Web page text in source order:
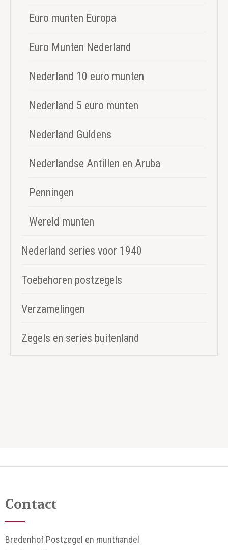
Euro munten Europa
Euro Munten Nederland
Nederland 10 euro munten
Nederland 5 euro munten
Nederland Guldens
Nederlandse Antillen en Aruba
Penningen
Wereld munten
Nederland series voor 1940
Toebehoren postzegels
Verzamelingen
Zegels en series buitenland
Contact
Bredenhof Postzegel en munthandel